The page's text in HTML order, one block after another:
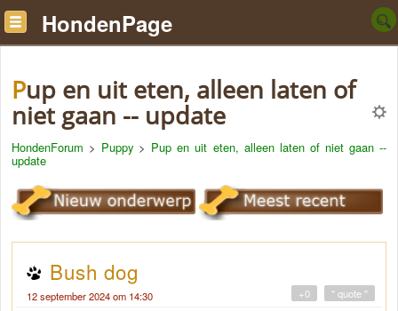
HondenPage
Pup en uit eten, alleen laten of
niet gaan -- update
HondenForum > Puppy > Pup en uit eten, alleen laten of niet gaan --
update
Bush dog
12 september 2024 om 14:30 " quote "
+0